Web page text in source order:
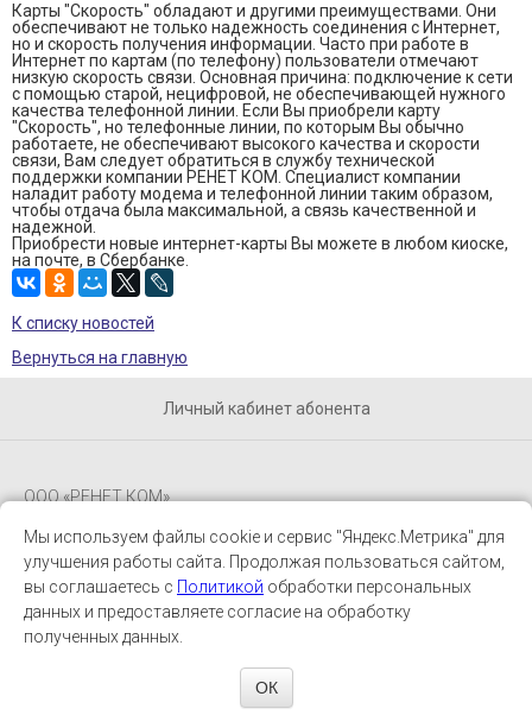
Карты "Скорость" обладают и другими преимуществами. Они
обеспечивают не только надежность соединения с Интернет,
но и скорость получения информации. Часто при работе в
Интернет по картам (по телефону) пользователи отмечают
низкую скорость связи. Основная причина: подключение к сети
с помощью старой, нецифровой, не обеспечивающей нужного
качества телефонной линии. Если Вы приобрели карту
"Скорость", но телефонные линии, по которым Вы обычно
работаете, не обеспечивают высокого качества и скорости
связи, Вам следует обратиться в службу технической
поддержки компании РЕНЕТ КОМ. Специалист компании
наладит работу модема и телефонной линии таким образом,
чтобы отдача была максимальной, а связь качественной и
надежной.
Приобрести новые интернет-карты Вы можете в любом киоске,
на почте, в Сбербанке.
К списку новостей
Вернуться на главную
Личный кабинет абонента
ООО «РЕНЕТ КОМ»
Будь в курсе
Адрес: 410012, г. Саратов, ул. Б. Казачья, 14
Телефон/факс:8452 65-95-95
Мы используем файлы cookie и сервис "Яндекс.Метрика" для
улучшения работы сайта. Продолжая пользоваться сайтом,
вы соглашаетесь с Политикой обработки персональных
данных и предоставляете согласие на обработку
полученных данных.
ОК